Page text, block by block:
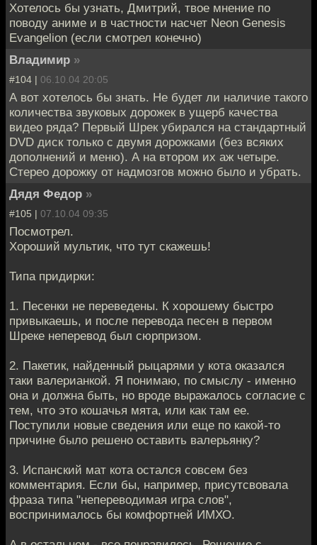
Хотелось бы узнать, Дмитрий, твое мнение по
поводу аниме и в частности насчет Neon Genesis
Evangelion (если смотрел конечно)
Владимир »
#104 | 06.10.04 20:05
А вот хотелось бы знать. Не будет ли наличие такого
количества звуковых дорожек в ущерб качества
видео ряда? Первый Шрек убирался на стандартный
DVD диск только с двумя дорожками (без всяких
дополнений и меню). А на втором их аж четыре.
Стерео дорожку от надмозгов можно было и убрать.
Дядя Федор »
#105 | 07.10.04 09:35
Посмотрел.
Хороший мультик, что тут скажешь!
Типа придирки:
1. Песенки не переведены. К хорошему быстро
привыкаешь, и после перевода песен в первом
Шреке неперевод был сюрпризом.
2. Пакетик, найденный рыцарями у кота оказался
таки валерианкой. Я понимаю, по смыслу - именно
она и должна быть, но вроде выражалось согласие с
тем, что это кошачья мята, или как там ее.
Поступили новые сведения или еще по какой-то
причине было решено оставить валерьянку?
3. Испанский мат кота остался совсем без
комментария. Если бы, например, присутсвовала
фраза типа "непереводимая игра слов",
воспринималось бы комфортней ИМХО.